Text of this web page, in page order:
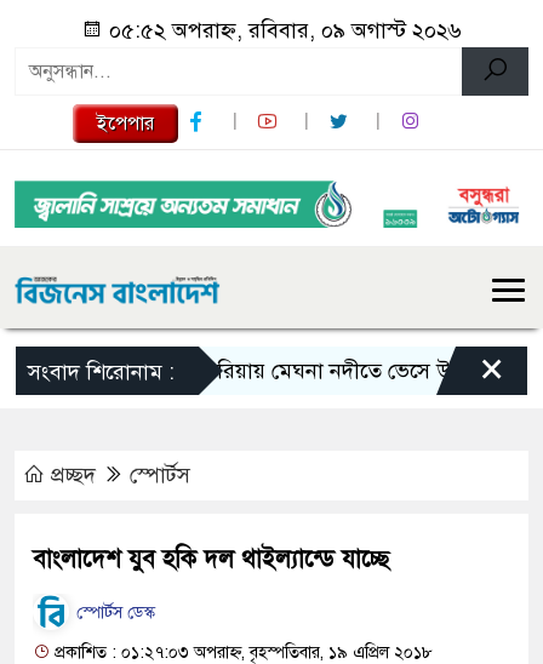
০৫:৫২ অপরাহ্ন, রবিবার, ০৯ অগাস্ট ২০২৬
ইপেপার
সংবাদ শিরোনাম :গজারিয়ায় মেঘনা নদীতে ভেসে উঠলো নারী-
×
প্রচ্ছদ স্পোর্টস
বাংলাদেশ যুব হকি দল থাইল্যান্ডে যাচ্ছে
স্পোর্টস ডেস্ক
প্রকাশিত : ০১:২৭:০৩ অপরাহ্ন, বৃহস্পতিবার, ১৯ এপ্রিল ২০১৮